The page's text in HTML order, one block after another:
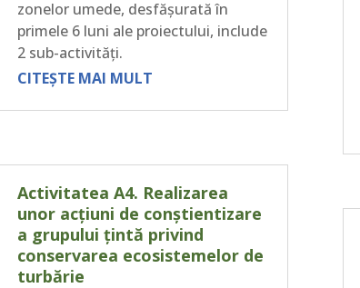
zonelor umede, desfășurată în
primele 6 luni ale proiectului, include
2 sub-activități.
CITEȘTE MAI MULT
Activitatea A4. Realizarea
unor acțiuni de conștientizare
a grupului țintă privind
conservarea ecosistemelor de
turbărie